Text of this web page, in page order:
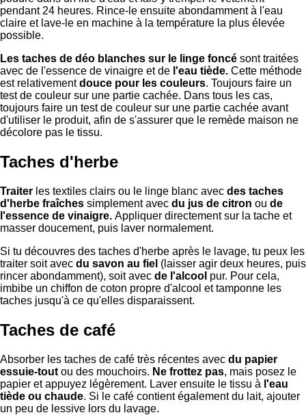
pendant 24 heures. Rince-le ensuite abondamment à l'eau
claire et lave-le en machine à la température la plus élevée
possible.
Les taches de déo blanches sur le linge foncé sont traitées
avec de l'essence de vinaigre et de l'eau tiède. Cette méthode
est relativementdouce pour les couleurs. Toujours faire un
test de couleur sur une partie cachée. Dans tous les cas,
toujours faire un test de couleur sur une partie cachée avant
d'utiliser le produit, afin de s'assurer que le remède maison ne
décolore pas le tissu.
Taches d'herbe
Traiter les textiles clairs ou le linge blanc avec des taches
d'herbe fraîches simplement avec du jus de citron ou de
l'essence de vinaigre. Appliquer directement sur la tache et
masser doucement, puis laver normalement.
Si tu découvres des taches d'herbe après le lavage, tu peux les
traiter soit avec du savon au fiel (laisser agir deux heures, puis
rincer abondamment), soit avec de l'alcool pur. Pour cela,
imbibe un chiffon de coton propre d'alcool et tamponne les
taches jusqu'à ce qu'elles disparaissent.
Taches de café
Absorber les taches de café très récentes avec du papier
essuie-tout ou des mouchoirs. Ne frottez pas, mais posez le
papier et appuyez légèrement. Laver ensuite le tissu à l'eau
tiède ou chaude. Si le café contient également du lait, ajouter
un peu de lessive lors du lavage.